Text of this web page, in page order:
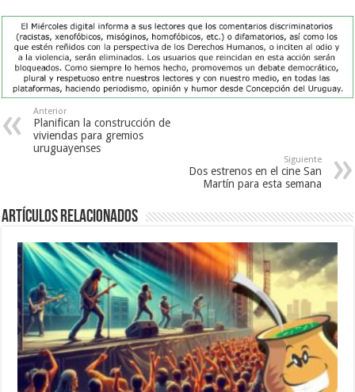
Anterior
Planifican la construcción de
viviendas para gremios
uruguayenses
Siguiente
Dos estrenos en el cine San
Martín para esta semana
Artículos Relacionados